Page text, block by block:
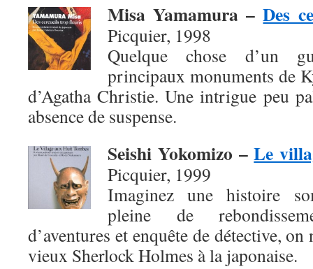
Misa Yamamura –Des
Picquier, 1998
Quelque chose d’un
principaux monuments de
d’Agatha Christie. Une intrigue peu
absence de suspense.
Seishi Yokomizo –Le
Picquier, 1999
Imaginez une histoire
pleine de
d’aventures et enquête de détective,
vieux Sherlock Holmes à la japonaise.